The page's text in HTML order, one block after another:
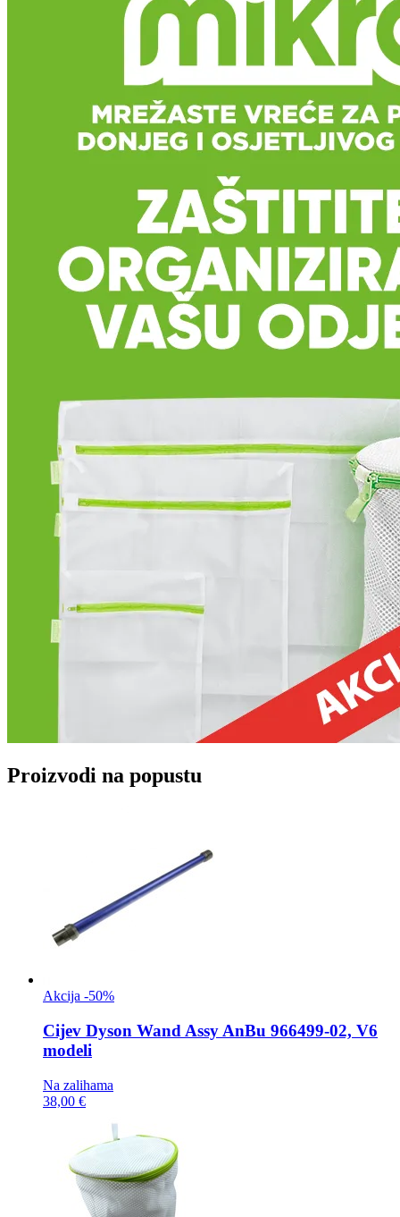
Proizvodi na popustu
Akcija -50%
Cijev Dyson Wand Assy AnBu 966499-02, V6
modeli
Na zalihama
38,00 €